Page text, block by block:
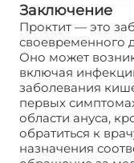
Заключение
Проктит — это
своевременного
Оно может
включая
заболевания
первых
области ануса,
обратиться к
назначения